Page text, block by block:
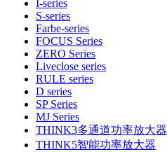
I-series
S-series
Farbe-series
FOCUS Series
ZERO Series
Liveclose series
RULE series
D series
SP Series
MJ Series
THINK3多通道功率放大器
THINK5智能功率放大器